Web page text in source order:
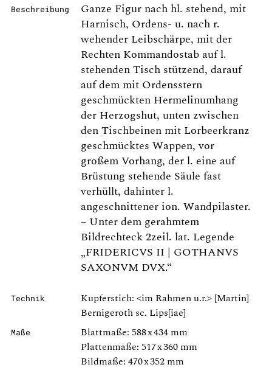
Beschreibung
Ganze Figur nach hl. stehend, mit
Harnisch, Ordens- u. nach r.
wehender Leibschärpe, mit der
Rechten Kommandostab auf l.
stehenden Tisch stützend, darauf
auf dem mit Ordensstern
geschmückten Hermelinumhang
der Herzogshut, unten zwischen
den Tischbeinen mit Lorbeerkranz
geschmücktes Wappen, vor
großem Vorhang, der l. eine auf
Brüstung stehende Säule fast
verhüllt, dahinter l.
angeschnittener ion. Wandpilaster.
– Unter dem gerahmtem
Bildrechteck 2zeil. lat. Legende
„FRIDERICVS II | GOTHANVS
SAXONVM DVX.“
Technik
Kupferstich: <im Rahmen u.r.> [Martin]
Bernigeroth sc. Lips[iae]
Maße
Blattmaße: 588 x 434 mm
Plattenmaße: 517 x 360 mm
Bildmaße: 470 x 352 mm